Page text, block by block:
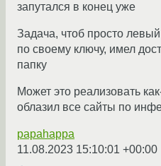
запутался в конец уже
Задача, чтоб просто
по своему ключу, имел
папку
Может это реализовать
облазил все сайты по
papahappa
11.08.2023 15:10:01 +00:00